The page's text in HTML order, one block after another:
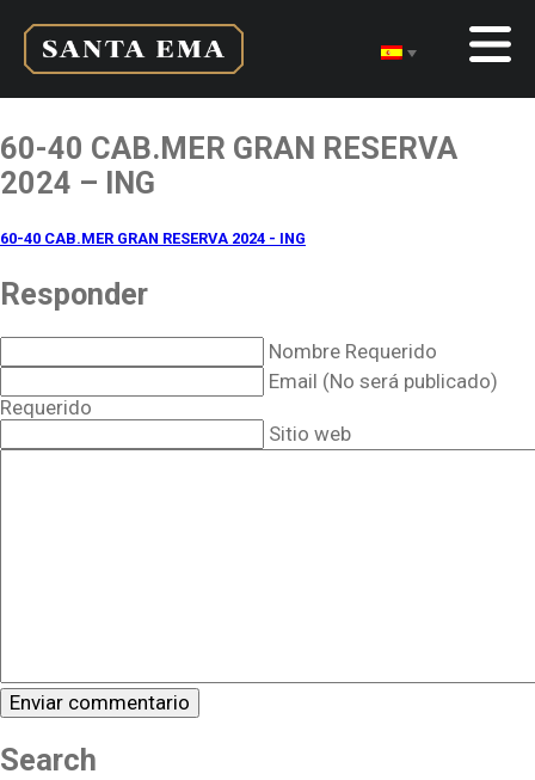
60-40 CAB.MER GRAN RESERVA
2024 – ING
60-40 CAB.MER GRAN RESERVA 2024 - ING
Responder
Nombre Requerido
Email (No será publicado)
Requerido
Sitio web
Search